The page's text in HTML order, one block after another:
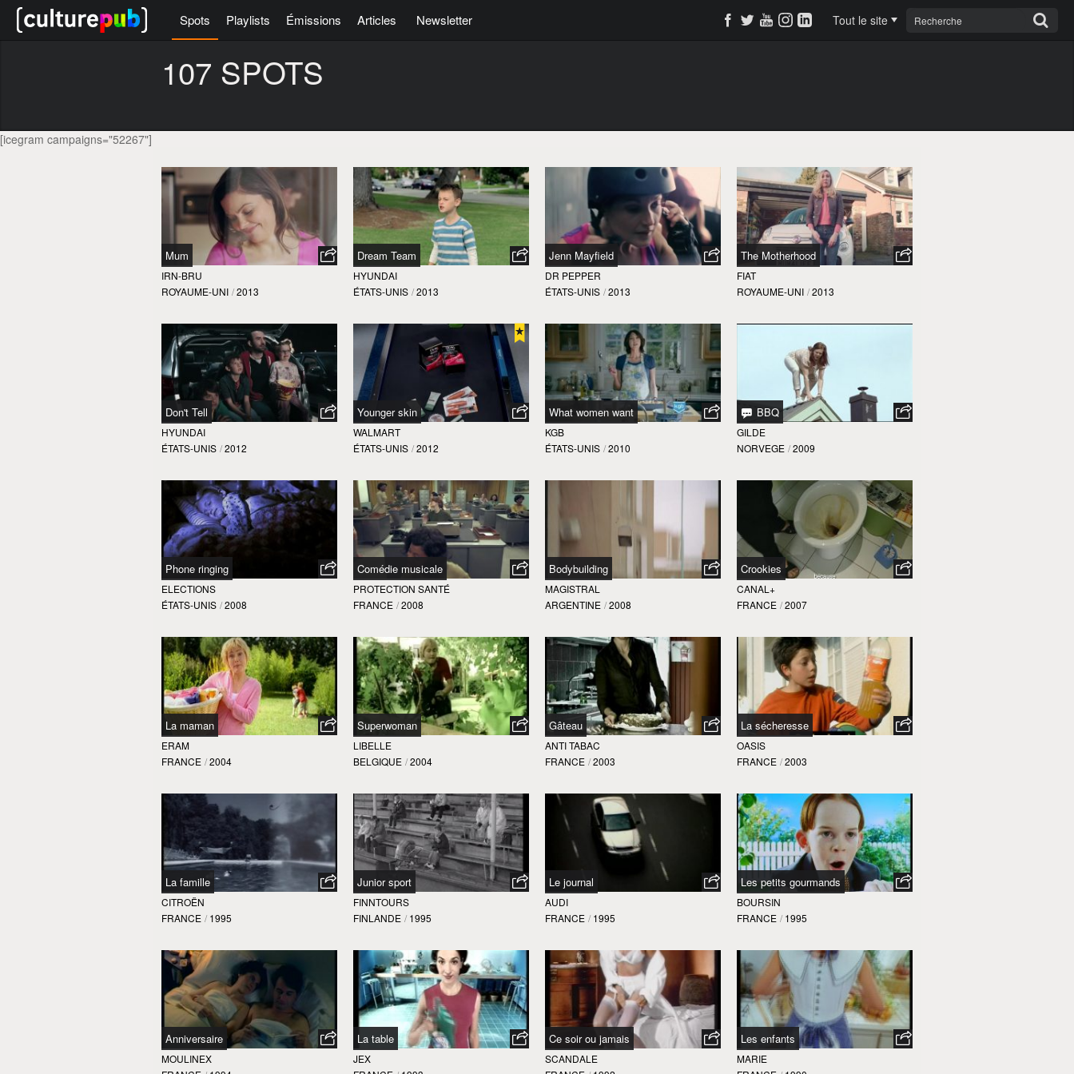
Spots Playlists Émissions Articles Newsletter Tout le site
107 SPOTS
[icegram campaigns="52267"]
Mum
IRN-BRU
ROYAUME-UNI / 2013
Dream Team
HYUNDAI
ÉTATS-UNIS / 2013
Jenn Mayfield
DR PEPPER
ÉTATS-UNIS / 2013
The Motherhood
FIAT
ROYAUME-UNI / 2013
Don't Tell
HYUNDAI
ÉTATS-UNIS / 2012
Younger skin
WALMART
ÉTATS-UNIS / 2012
What women want
KGB
ÉTATS-UNIS / 2010
BBQ
GILDE
NORVEGE / 2009
Phone ringing
ELECTIONS
ÉTATS-UNIS / 2008
Comédie musicale
PROTECTION SANTÉ
FRANCE / 2008
Bodybuilding
MAGISTRAL
ARGENTINE / 2008
Crookies
CANAL+
FRANCE / 2007
La maman
ERAM
FRANCE / 2004
Superwoman
LIBELLE
BELGIQUE / 2004
Gâteau
ANTI TABAC
FRANCE / 2003
La sécheresse
OASIS
FRANCE / 2003
La famille
CITROËN
FRANCE / 1995
Junior sport
FINNTOURS
FINLANDE / 1995
Le journal
AUDI
FRANCE / 1995
Les petits gourmands
BOURSIN
FRANCE / 1995
Anniversaire
MOULINEX
La table
JEX
Ce soir ou jamais
SCANDALE
Les enfants
MARIE